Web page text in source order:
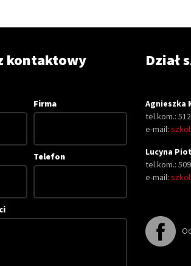
kontaktowy
Firma
Telefon
Dział
Agnieszka
tel.kom.:
e-mail:
Lucyna
tel.kom.:
e-mail: